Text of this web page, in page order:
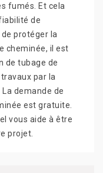
fumés. Et cela
de
protéger la
cheminée, il est
de tubage de
par la
demande de
est gratuite.
vous aide à être
projet.